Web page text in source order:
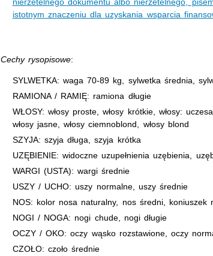
istotnym znaczeniu dla uzyskania wsparcia
Cechy rysopisowe:
SYLWETKA: waga 70-89 kg, sylwetka średnia,
RAMIONA / RAMIĘ: ramiona długie
WŁOSY: włosy proste, włosy krótkie, włosy:
włosy jasne, włosy ciemnoblond, włosy blond
SZYJA: szyja długa, szyja krótka
UZĘBIENIE: widoczne uzupełnienia uzębienia,
WARGI (USTA): wargi średnie
USZY / UCHO: uszy normalne, uszy średnie
NOS: kolor nosa naturalny, nos średni, koniuszek
NOGI / NOGA: nogi chude, nogi długie
OCZY / OKO: oczy wąsko rozstawione, oczy
CZOŁO: czoło średnie